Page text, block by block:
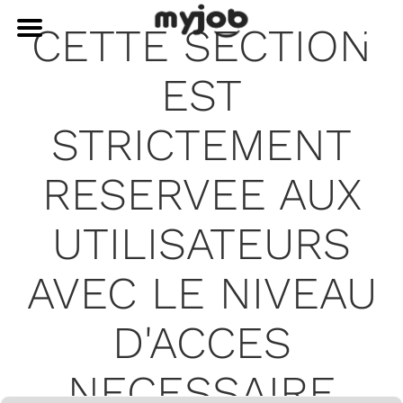
CETTE SECTION
EST
STRICTEMENT
RESERVEE AUX
UTILISATEURS
AVEC LE NIVEAU
D'ACCES
NECESSAIRE